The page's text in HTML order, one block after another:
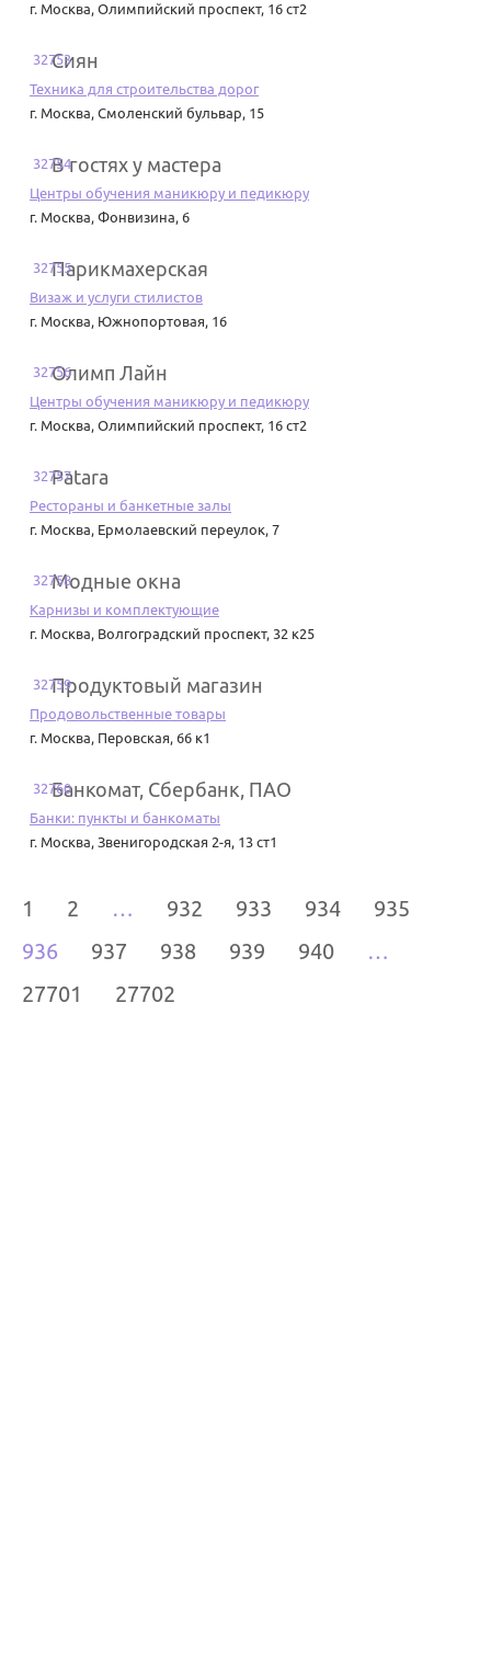
г. Москва, Олимпийский проспект, 16 ст2
32753Сиян
Техника для строительства дорог
г. Москва, Смоленский бульвар, 15
32754В гостях у мастера
Центры обучения маникюру и педикюру
г. Москва, Фонвизина, 6
32755Парикмахерская
Визаж и услуги стилистов
г. Москва, Южнопортовая, 16
32756Олимп Лайн
Центры обучения маникюру и педикюру
г. Москва, Олимпийский проспект, 16 ст2
32757Patara
Рестораны и банкетные залы
г. Москва, Ермолаевский переулок, 7
32758Модные окна
Карнизы и комплектующие
г. Москва, Волгоградский проспект, 32 к25
32759Продуктовый магазин
Продовольственные товары
г. Москва, Перовская, 66 к1
32760Банкомат, Сбербанк, ПАО
Банки: пункты и банкоматы
г. Москва, Звенигородская 2-я, 13 ст1
1 2 … 932 933 934
935
936
937 938 939 940
…
27701
27702